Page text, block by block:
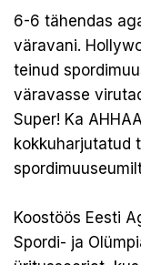
6-6 tähendas
väravani.
teinud
väravasse
Super! Ka
kokkuharjutatud
Koostöös Eesti
Spordi- ja